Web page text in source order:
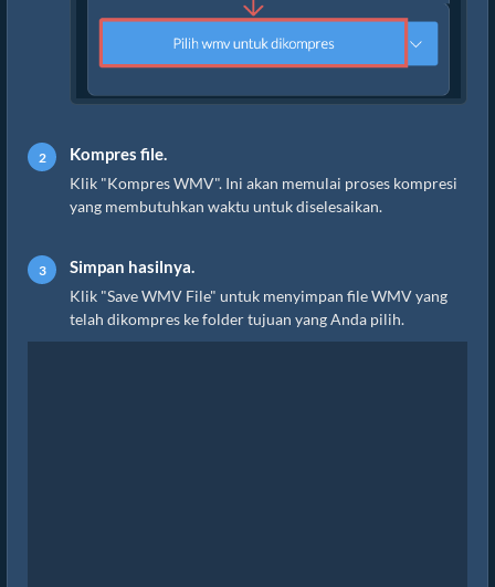
Kompres file.
Klik "Kompres WMV". Ini akan memulai proses kompresi
yang membutuhkan waktu untuk diselesaikan.
Simpan hasilnya.
Klik "Save WMV File" untuk menyimpan file WMV yang
telah dikompres ke folder tujuan yang Anda pilih.